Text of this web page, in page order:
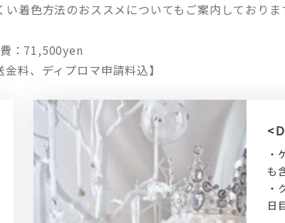
着色方法のおススメについてもご案内しておりま
：71,500yen
金料、ディプロマ申請料込】
<
・
も
・
日